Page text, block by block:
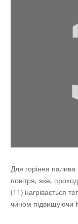
Для горіння палива
повітря, яке,
(11) нагрівається
чином підвищуючи